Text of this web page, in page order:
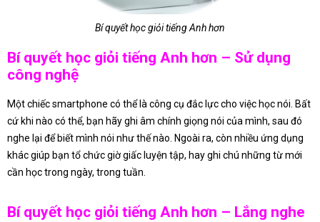
Bí quyết học giỏi tiếng Anh hơn
Bí quyết học giỏi tiếng Anh hơn – Sử dụng
công nghệ
Một chiếc smartphone có thể là công cụ đắc lực cho việc học nói. Bất
cứ khi nào có thể, bạn hãy ghi âm chính giọng nói của mình, sau đó
nghe lại để biết mình nói như thế nào. Ngoài ra, còn nhiều ứng dụng
khác giúp bạn tổ chức giờ giấc luyện tập, hay ghi chú những từ mới
cần học trong ngày, trong tuần.
Bí quyết học giỏi tiếng Anh hơn – Lắng nghe